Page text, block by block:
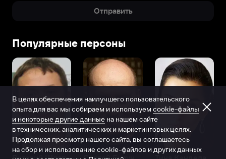
Отправить
Популярные персоны
В целях обеспечения наилучшего пользовательского
опыта для вас мы собираем и используем cookie-файлы
и некоторые другие данные на нашем сайте
в технических, аналитических и маркетинговых целях.
Продолжая просмотр нашего сайта, вы соглашаетесь
на сбор и использование cookie-файлов и других данных